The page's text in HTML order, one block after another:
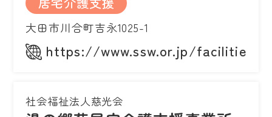
大田市川合町吉永1025-1
https://www.ssw.or.jp/facilities/
社会福祉法人慈光会